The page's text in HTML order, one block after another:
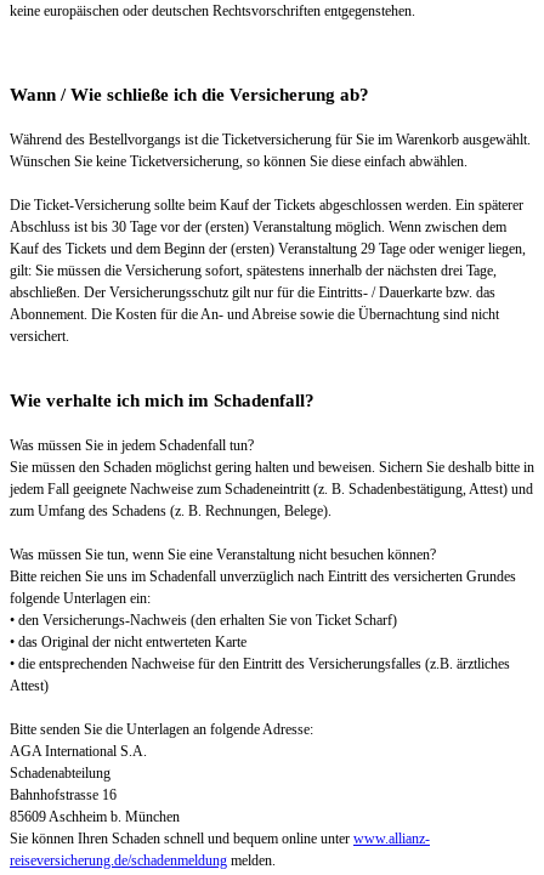
keine europäischen oder deutschen Rechtsvorschriften entgegenstehen.
Wann / Wie schließe ich die Versicherung ab?
Während des Bestellvorgangs ist die Ticketversicherung für Sie im Warenkorb ausgewählt.
Wünschen Sie keine Ticketversicherung, so können Sie diese einfach abwählen.
Die Ticket-Versicherung sollte beim Kauf der Tickets abgeschlossen werden. Ein späterer
Abschluss ist bis 30 Tage vor der (ersten) Veranstaltung möglich. Wenn zwischen dem
Kauf des Tickets und dem Beginn der (ersten) Veranstaltung 29 Tage oder weniger liegen,
gilt: Sie müssen die Versicherung sofort, spätestens innerhalb der nächsten drei Tage,
abschließen. Der Versicherungsschutz gilt nur für die Eintritts- / Dauerkarte bzw. das
Abonnement. Die Kosten für die An- und Abreise sowie die Übernachtung sind nicht
versichert.
Wie verhalte ich mich im Schadenfall?
Was müssen Sie in jedem Schadenfall tun?
Sie müssen den Schaden möglichst gering halten und beweisen. Sichern Sie deshalb bitte in
jedem Fall geeignete Nachweise zum Schadeneintritt (z. B. Schadenbestätigung, Attest) und
zum Umfang des Schadens (z. B. Rechnungen, Belege).
Was müssen Sie tun, wenn Sie eine Veranstaltung nicht besuchen können?
Bitte reichen Sie uns im Schadenfall unverzüglich nach Eintritt des versicherten Grundes
folgende Unterlagen ein:
• den Versicherungs-Nachweis (den erhalten Sie von Ticket Scharf)
• das Original der nicht entwerteten Karte
• die entsprechenden Nachweise für den Eintritt des Versicherungsfalles (z.B. ärztliches
Attest)
Bitte senden Sie die Unterlagen an folgende Adresse:
AGA International S.A.
Schadenabteilung
Bahnhofstrasse 16
85609 Aschheim b. München
Sie können Ihren Schaden schnell und bequem online unter www.allianz-
reiseversicherung.de/schadenmeldung melden.